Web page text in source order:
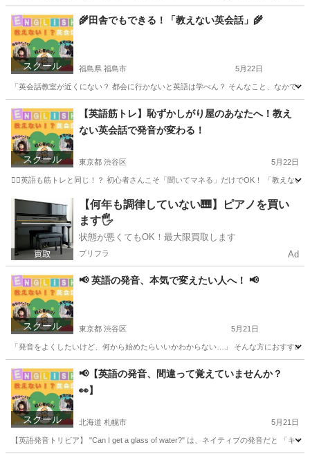
東京 渋谷区 発音 YouTube
スクール
🌾田舎でもできる！「教えない英会話」🌾
福島県 福島市 5月22日
「英会話教室が近くにない？ 都会に行かないと英語は学べん？ そんなこと、なかで
福島 福島市 英会話 都会
スクール
【英語筋トレ】恥ずかしがり屋のあなたへ！教え
ない英会話で発音が変わる！
東京都 渋谷区 5月22日
🏋️‍♀️英語も筋トレと同じ！？ 初心者さんこそ「聞いてマネる」だけでOK！ 「教えな
東京 渋谷区 英会話
【何年も調律していない🎹】ピアノを買い
ます🖐️
状態が悪くてもOK！最大限買取します
プリフラ Ad
スクール
📢 英語の発音、本気で変えたい人へ！ 📢
東京都 渋谷区 5月21日
「発音をよくしたいけど、何から始めたらいいかわからない…」 そんな方におすす
東京 渋谷区 英会話 ネイティブ
スクール
📢【英語の発音、間違って覚えていませんか？
👀】
北海道 札幌市 5月21日
【英語発音トリビア】 "Can I get a glass of water?" は、ネイティブの発音だと 「キ